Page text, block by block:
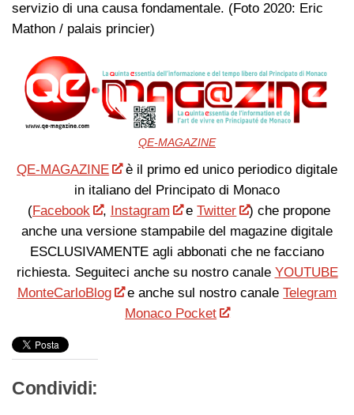
servizio di una causa fondamentale. (Foto 2020: Eric
Mathon / palais princier)
QE-MAGAZINE
QE-MAGAZINE
è il primo ed unico periodico digitale
in italiano del Principato di Monaco
(Facebook , Instagram eTwitter
) che propone
anche una versione stampabile del magazine digitale
ESCLUSIVAMENTE agli abbonati che ne facciano
richiesta. Seguiteci anche su nostro canale YOUTUBE
MonteCarloBlog
e anche sul nostro canaleTelegram
Monaco Pocket
Condividi: